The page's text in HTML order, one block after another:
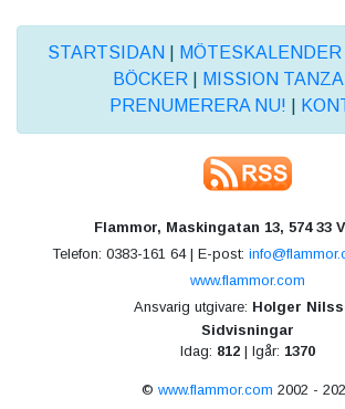
STARTSIDAN MÖTESKALENDER
BÖCKER
MISSION
PRENUMERERA NU!
Flammor, Maskingatan 13, 574 33
Telefon: 0383-161 64 | E-post:
www.flammor.com
Ansvarig utgivare: Holger
Sidvisningar
Idag: 812 | Igår: 1370
© www.flammor.com 2002 -